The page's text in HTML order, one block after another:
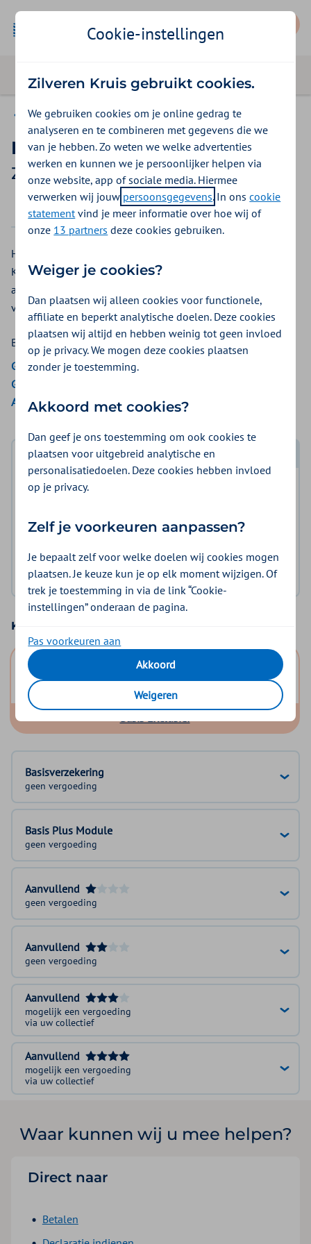
Basis Exclusief
Moonbird
Zilveren Kruis vergoeding 2026
2025 2026
Heeft u stressklachten of kunt u slecht slapen? Bij Zilveren
Kruis vergoeden wij de kosten van Moonbird; een fysieke
ademcoach in uw hand vanuit een aantal collectieve
verzekeringen
Bekijk de vergoedingen van:
Gemeenten Optimaal
Gemeente Amsterdam
Aon Vitaal
Log in met DigiD
Log in en bekijk welke vergoeding en voorwaarden
Geen DigiD?Vraag aan
Kies uw basisverzekering
Basis Start
Basis Zeker
Basis Exclusief
Basisverzekering
geen vergoeding
Basis Plus Module
geen vergoeding
Aanvullend
geen vergoeding
Aanvullend
geen vergoeding
Aanvullend
mogelijk een vergoeding
via uw collectief
Aanvullend
mogelijk een vergoeding
via uw collectief
Waar kunnen wij u mee helpen?
Direct naar
Betalen
Cookie-instellingen
Zilveren Kruis gebruikt cookies.
We gebruiken cookies om je online gedrag te
analyseren en te combineren met gegevens die we
van je hebben. Zo weten we welke advertenties
werken en kunnen we je persoonlijker helpen via
onze website, app of sociale media. Hiermee
verwerken wij jouw persoonsgegevens. In onscookie
statementvind je meer informatie over hoe wij of
onze 13 partners deze cookies gebruiken.
Weiger je cookies?
Dan plaatsen wij alleen cookies voor functionele,
affiliate en beperkt analytische doelen. Deze cookies
plaatsen wij altijd en hebben weinig tot geen invloed
op je privacy. We mogen deze cookies plaatsen
zonder je toestemming.
Akkoord met cookies?
Dan geef je ons toestemming om ook cookies te
plaatsen voor uitgebreid analytische en
personalisatiedoelen. Deze cookies hebben invloed
op je privacy.
Zelf je voorkeuren aanpassen?
Je bepaalt zelf voor welke doelen wij cookies mogen
plaatsen. Je keuze kun je op elk moment wijzigen. Of
trek je toestemming in via de link “Cookie-
instellingen” onderaan de pagina.
Pas voorkeuren aan
Akkoord
Weigeren